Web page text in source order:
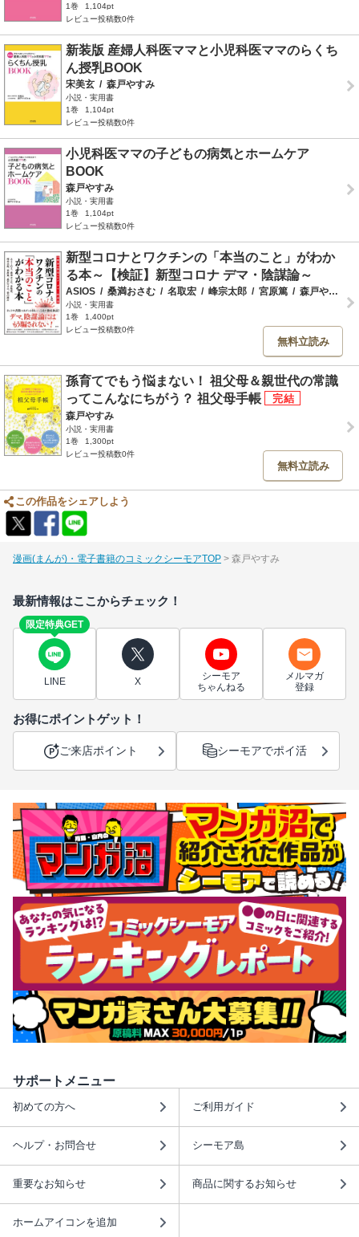
1巻
1,104pt
レビュー投稿数0件
新装版 産婦人科医ママと小児科医ママのらくち
ん授乳BOOK
宋美玄 / 森戸やすみ
小説・実用書
1巻
1,104pt
レビュー投稿数0件
小児科医ママの子どもの病気とホームケア
BOOK
森戸やすみ
小説・実用書
1巻
1,104pt
レビュー投稿数0件
新型コロナとワクチンの「本当のこと」がわか
る本～【検証】新型コロナ デマ・陰謀論～
ASIOS / 桑満おさむ / 名取宏 / 峰宗太郎 / 宮原篤 / 森戸やすみ
小説・実用書
1巻
1,400pt
レビュー投稿数0件
無料立読み
孫育てでもう悩まない！ 祖父母＆親世代の常識
ってこんなにちがう？ 祖父母手帳
森戸やすみ
小説・実用書
1巻
1,300pt
レビュー投稿数0件
無料立読み
この作品をシェアしよう
漫画(まんが)・電子書籍のコミックシーモアTOP 森戸やすみ
最新情報はここからチェック！
限定特典GET
LINE X
シーモア
ちゃんねる
メルマガ
登録
お得にポイントゲット！
ご来店ポイント シーモアでポイ活
サポートメニュー
初めての方へ ご利用ガイド
ヘルプ・お問合せ シーモア島
重要なお知らせ 商品に関するお知らせ
ホームアイコンを追加